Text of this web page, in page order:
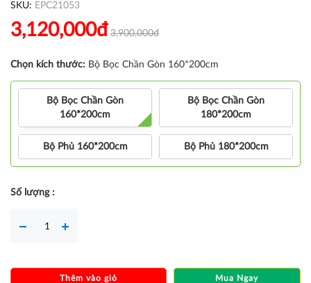
SKU: EPC21053
3,120,000đ 3,900,000đ
Chọn kích thước: Bộ Bọc Chần Gòn 160*200cm
Bộ Bọc Chần Gòn
160*200cm
Bộ Bọc Chần Gòn
180*200cm
Bộ Phủ 160*200cm Bộ Phủ 180*200cm
Số lượng :
Thêm vào giỏ Mua Ngay